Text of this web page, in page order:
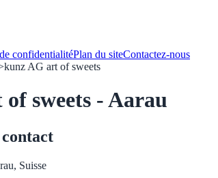
confidentialitéPlan du siteContactez-nous
kunz AG art of sweets
sweets - Aarau
Suisse